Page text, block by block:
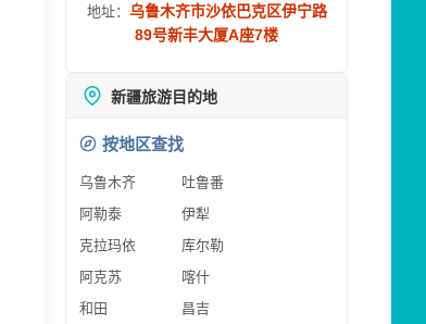
地址： 乌鲁木齐市沙依巴克区伊宁路
89号新丰大厦A座7楼
新疆旅游目的地
按地区查找
乌鲁木齐
吐鲁番
阿勒泰
伊犁
克拉玛依
库尔勒
阿克苏
喀什
和田
昌吉